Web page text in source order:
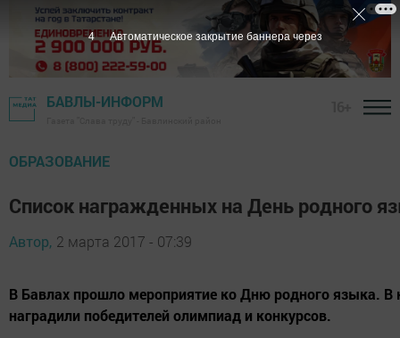
БАВЛЫ-ИНФОРМ
ОБРАЗОВАНИЕ
Список награжденных на День родного
Автор, 2 марта 2017 - 07:39
В Бавлах прошло мероприятие ко Дню родного языка. В
наградили победителей олимпиад и конкурсов.
3 Автоматическое закрытие баннера через